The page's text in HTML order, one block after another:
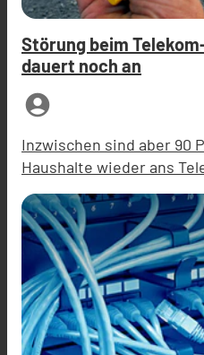
Störung beim
dauert noch an
account_circle
Inzwischen sind aber 90
Haushalte wieder ans